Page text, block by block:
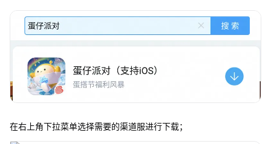
在右上角下拉菜单选择需要的渠道服进行下载；